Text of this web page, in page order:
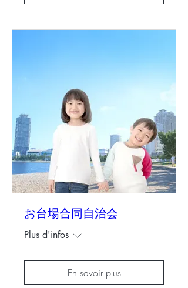
お台場合同自治会
Plus d'infos
En savoir plus